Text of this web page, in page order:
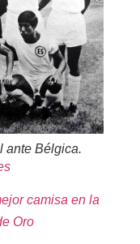
ante Bélgica.
camisa en la
Oro